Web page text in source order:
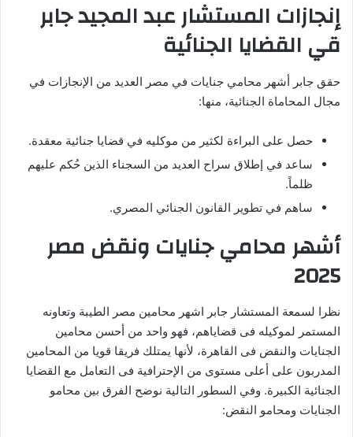
إنجازات المستشار عبد المجيد جابر
قي القضايا الجنائية
حقق جابر أشهر محامي جنايات في مصر العديد من الإنجازات في
مجال المحاماة الجنائية، منها:
حصل على البراءة لكثير من موكليه في قضايا جنائية معقدة.
ساعد في إطلاق سراح العديد من السجناء الذين حُكم عليهم
ظلماً.
ساهم في تطوير القانون الجنائي المصري.
أشهر محامي جنايات ونقض مصر
2025
نظرا لسمعة المستشار جابر اشهر محامين مصر الطيبة وتعاونه
المستمر لموكيله فى قضاياهم، فهو واحد من أحسن محامين
الجنايات والنقض فى القاهرة، لأنها يمتلك فريقا قويا من المحامين
المدربون على أعلى مستوى من الإحترافية فى التعامل مع القضايا
الجنائية الكبيرة. وفي السطور التالية نوضح الفرق بين محامو
الجنايات ومحامو النقض: